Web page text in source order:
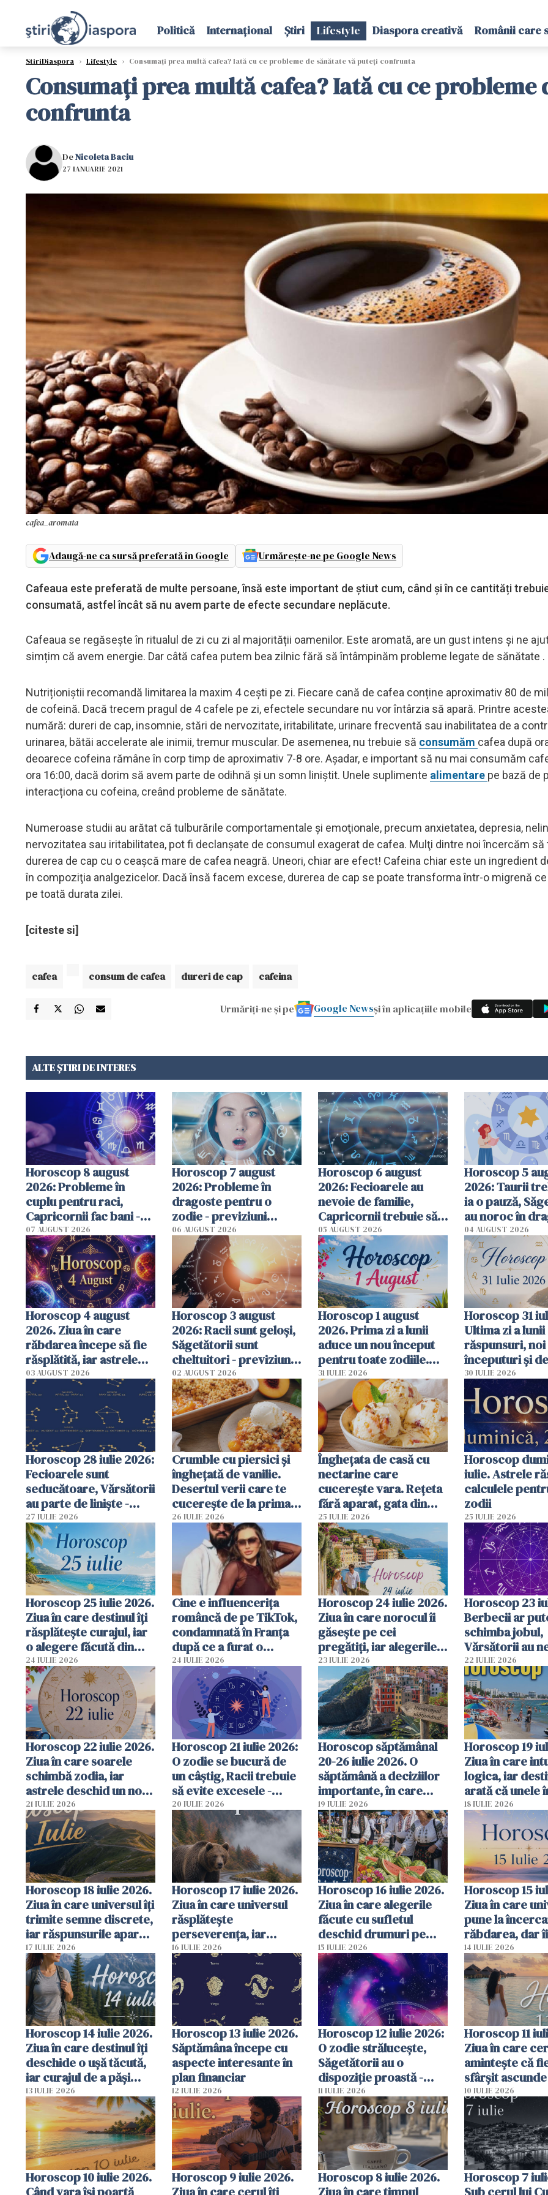
Politică Internațional Știri Lifestyle Diaspora creativă Românii care
StiriDiaspora › Lifestyle › Consumați prea multă cafea? Iată cu ce probleme de sănătate vă puteți confrunta
Consumați prea multă cafea? Iată cu ce probleme
confrunta
DeNicoleta Baciu
27 IANUARIE 2021
cafea_aromata
Adaugă-ne ca sursă preferată în Google Urmărește-ne pe Google News
Cafeaua este preferată de multe persoane, însă este important de știut cum, când și în ce cantități
consumată, astfel încât să nu avem parte de efecte secundare neplăcute.
Cafeaua se regăsește în ritualul de zi cu zi al majorității oamenilor. Este aromată, are un gust intens și ne
simțim că avem energie. Dar câtă cafea putem bea zilnic fără să întâmpinăm probleme legate de sănătate .
Nutriționiștii recomandă limitarea la maxim 4 cești pe zi. Fiecare cană de cafea conține aproximativ 80 de
de cofeină. Dacă trecem pragul de 4 cafele pe zi, efectele secundare nu vor întârzia să apară. Printre
numără: dureri de cap, insomnie, stări de nervozitate, iritabilitate, urinare frecventă sau inabilitatea de a
urinarea, bătăi accelerate ale inimii, tremur muscular. De asemenea, nu trebuie să consumăm cafea după
deoarece cofeina rămâne în corp timp de aproximativ 7-8 ore. Așadar, e important să nu mai consumăm
ora 16:00, dacă dorim să avem parte de odihnă și un somn liniștit. Unele suplimente alimentare pe bază de
interacționa cu cofeina, creând probleme de sănătate.
Numeroase studii au arătat că tulburările comportamentale şi emoţionale, precum anxietatea, depresia,
nervozitatea sau iritabilitatea, pot fi declanşate de consumul exagerat de cafea. Mulţi dintre noi încercăm să
durerea de cap cu o ceaşcă mare de cafea neagră. Uneori, chiar are efect! Cafeina chiar este un ingredient
în compoziţia analgezicelor. Dacă însă facem excese, durerea de cap se poate transforma într-o migrenă
pe toată durata zilei.
[citeste si]
cafea consum de cafea dureri de cap cafeina
Urmăriți-ne și pe Google Newsși în aplicațiile mobile
ALTE ȘTIRI DE INTERES
Horoscop 8 august
2026: Probleme în
cuplu pentru raci,
Capricornii fac bani -
previziuni complete
07 AUGUST 2026
Horoscop 7 august
2026: Probleme în
dragoste pentru o
zodie - previziuni
complete
06 AUGUST 2026
Horoscop 6 august
2026: Fecioarele au
nevoie de familie,
Capricornii trebuie să
gestioneze banii -
previziuni complete
05 AUGUST 2026
Horoscop 5
2026: Taurii
ia o pauză,
au noroc în
previziuni
04 AUGUST 2026
Horoscop 4 august
2026. Ziua în care
răbdarea începe să fie
răsplătită, iar astrele
aduc vești bune
03 AUGUST 2026
Horoscop 3 august
2026: Racii sunt geloși,
Săgetătorii sunt
cheltuitori - previziuni
complete
02 AUGUST 2026
Horoscop 1 august
2026. Prima zi a lunii
aduce un nou început
pentru toate zodiile.
Astrele deschid uși
către schimbări,
oportunități
31 IULIE 2026
Horoscop 31
Ultima zi a
răspunsuri, noi
începuturi și
care pot
cursul pentru
zodie
30 IULIE 2026
Horoscop 28 iulie 2026:
Fecioarele sunt
seducătoare, Vărsătorii
au parte de liniște -
previziuni complete
27 IULIE 2026
Crumble cu piersici și
înghețată de vanilie.
Desertul verii care te
cucerește de la prima
lingură
26 IULIE 2026
Înghețata de casă cu
nectarine care
cucerește vara. Rețeta
fără aparat, gata din
câteva ingrediente
25 IULIE 2026
Horoscop
iulie. Astrele
calculele
zodii
25 IULIE 2026
Horoscop 25 iulie 2026.
Ziua în care destinul îți
răsplătește curajul, iar
o alegere făcută din
inimă poate schimba
totul
24 IULIE 2026
Cine e influencerița
româncă de pe TikTok,
condamnată în Franța
după ce a furat o
brățară Louis Vuitton
24 IULIE 2026
Horoscop 24 iulie 2026.
Ziua în care norocul îi
găsește pe cei
pregătiți, iar alegerile
de astăzi pot schimba
restul verii
23 IULIE 2026
Horoscop 23
Berbecii ar
schimba jobul,
Vărsătorii au
odihnă -
complete
22 IULIE 2026
Horoscop 22 iulie 2026.
Ziua în care soarele
schimbă zodia, iar
astrele deschid un nou
capitol pentru fiecare
destin
21 IULIE 2026
Horoscop 21 iulie 2026:
O zodie se bucură de
un câștig, Racii trebuie
să evite excesele -
previziuni complete
20 IULIE 2026
Horoscop săptămânal
20-26 iulie 2026. O
săptămână a deciziilor
importante, în care
destinul îi răsplătește
pe ...
19 IULIE 2026
Horoscop 19
Ziua în care
logica, iar
arată că unele
nu sunt deloc
întâmplătoare
18 IULIE 2026
Horoscop 18 iulie 2026.
Ziua în care universul îți
trimite semne discrete,
iar răspunsurile apar
atunci când încetezi să
le mai cauți
17 IULIE 2026
Horoscop 17 iulie 2026.
Ziua în care universul
răsplătește
perseverența, iar
întâmplările mici pot
schimba cursul unei
veri întregi
16 IULIE 2026
Horoscop 16 iulie 2026.
Ziua în care alegerile
făcute cu sufletul
deschid drumuri pe
care rațiunea nu le
putea vedea
15 IULIE 2026
Horoscop 15
Ziua în care
pune la
răbdarea, dar îi
răsplătește pe
nu renunță la
lor
14 IULIE 2026
Horoscop 14 iulie 2026.
Ziua în care destinul îți
deschide o ușă tăcută,
iar curajul de a păși
înainte face toată
diferența
13 IULIE 2026
Horoscop 13 iulie 2026.
Săptămâna începe cu
aspecte interesante în
plan financiar
12 IULIE 2026
Horoscop 12 iulie 2026:
O zodie strălucește,
Săgetătorii au o
dispoziție proastă -
previziuni complete
11 IULIE 2026
Horoscop 11
Ziua în care
amintește că
sfârșit
început, iar
răsărit aduce o
șansă
10 IULIE 2026
Horoscop 10 iulie 2026.
Horoscop 9 iulie 2026.
Horoscop 8 iulie 2026.
Horoscop 7